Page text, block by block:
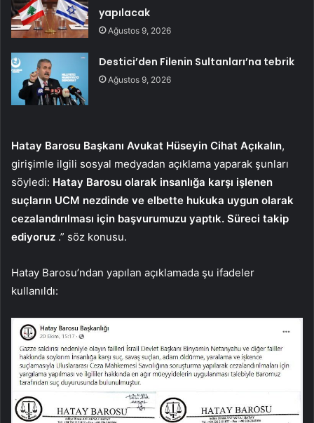
yapılacak
Ağustos 9, 2026
Destici’den Filenin Sultanları’na tebrik
Ağustos 9, 2026
Hatay Barosu Başkanı Avukat Hüseyin Cihat Açıkalın,
girişimle ilgili sosyal medyadan açıklama yaparak şunları
söyledi: Hatay Barosu olarak insanlığa karşı işlenen
suçların UCM nezdinde ve elbette hukuka uygun olarak
cezalandırılması için başvurumuzu yaptık. Süreci takip
ediyoruz .” söz konusu.
Hatay Barosu’ndan yapılan açıklamada şu ifadeler
kullanıldı: